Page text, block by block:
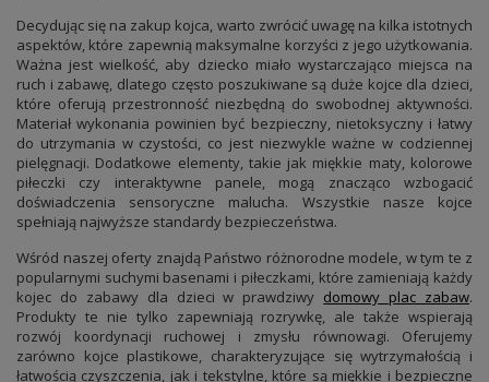
Decydując się na zakup kojca, warto zwrócić uwagę na kilka istotnych
aspektów, które zapewnią maksymalne korzyści z jego użytkowania.
Ważna jest wielkość, aby dziecko miało wystarczająco miejsca na
ruch i zabawę, dlatego często poszukiwane są duże kojce dla dzieci,
które oferują przestronność niezbędną do swobodnej aktywności.
Materiał wykonania powinien być bezpieczny, nietoksyczny i łatwy
do utrzymania w czystości, co jest niezwykle ważne w codziennej
pielęgnacji. Dodatkowe elementy, takie jak miękkie maty, kolorowe
piłeczki czy interaktywne panele, mogą znacząco wzbogacić
doświadczenia sensoryczne malucha. Wszystkie nasze kojce
spełniają najwyższe standardy bezpieczeństwa.
Wśród naszej oferty znajdą Państwo różnorodne modele, w tym te z
popularnymi suchymi basenami i piłeczkami, które zamieniają każdy
kojec do zabawy dla dzieci w prawdziwy domowy plac zabaw.
Produkty te nie tylko zapewniają rozrywkę, ale także wspierają
rozwój koordynacji ruchowej i zmysłu równowagi. Oferujemy
zarówno kojce plastikowe, charakteryzujące się wytrzymałością i
łatwością czyszczenia, jak i tekstylne, które są miękkie i bezpieczne